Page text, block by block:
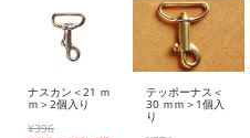
ナスカン＜21 ｍ
ｍ＞2個入り
¥396
テッポーナス＜
30 ｍｍ＞1個入
り